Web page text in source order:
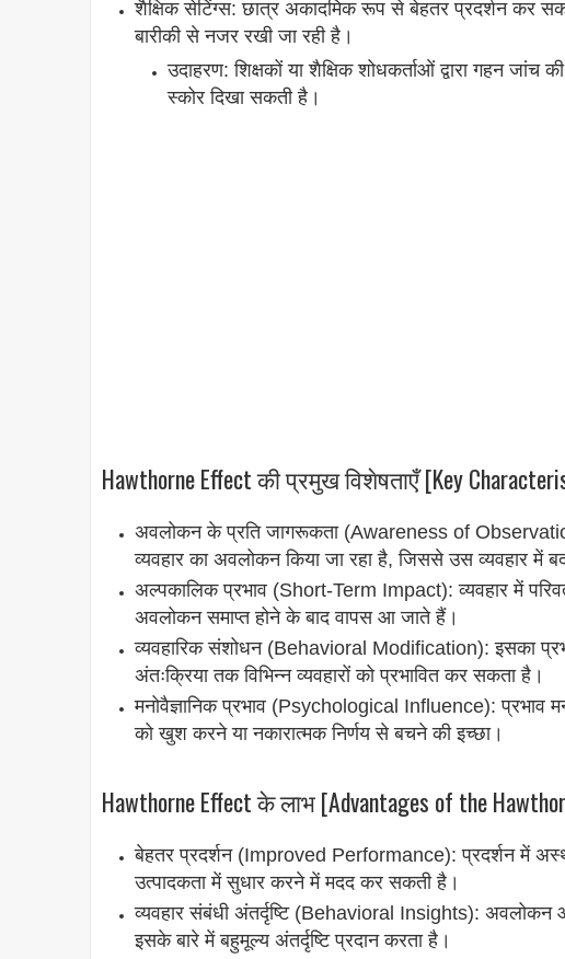
शैक्षिक सेटिंग्स: छात्र अकादमिक रूप से बेहतर प्रदर्शन कर
बारीकी से नजर रखी जा रही है।
उदाहरण: शिक्षकों या शैक्षिक शोधकर्ताओं द्वारा गहन जांच
स्कोर दिखा सकती है।
Hawthorne Effect की प्रमुख विशेषताएँ [Key
अवलोकन के प्रति जागरूकता (Awareness of
व्यवहार का अवलोकन किया जा रहा है, जिससे उस व्यवहार में
अल्पकालिक प्रभाव (Short-Term Impact): व्यवहार में
अवलोकन समाप्त होने के बाद वापस आ जाते हैं।
व्यवहारिक संशोधन (Behavioral Modification): इसका
अंतःक्रिया तक विभिन्न व्यवहारों को प्रभावित कर सकता है।
मनोवैज्ञानिक प्रभाव (Psychological Influence): प्रभाव
को खुश करने या नकारात्मक निर्णय से बचने की इच्छा।
Hawthorne Effect के लाभ [Advantages of the
बेहतर प्रदर्शन (Improved Performance): प्रदर्शन में
उत्पादकता में सुधार करने में मदद कर सकती है।
व्यवहार संबंधी अंतर्दृष्टि (Behavioral Insights): अवलोकन
इसके बारे में बहुमूल्य अंतर्दृष्टि प्रदान करता है।